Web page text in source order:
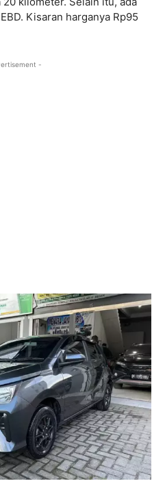
Kisaran harganya Rp95
-